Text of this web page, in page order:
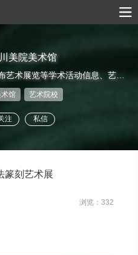
美院美术馆
术馆 艺术院校
注 私信
刻艺术展
浏览：332